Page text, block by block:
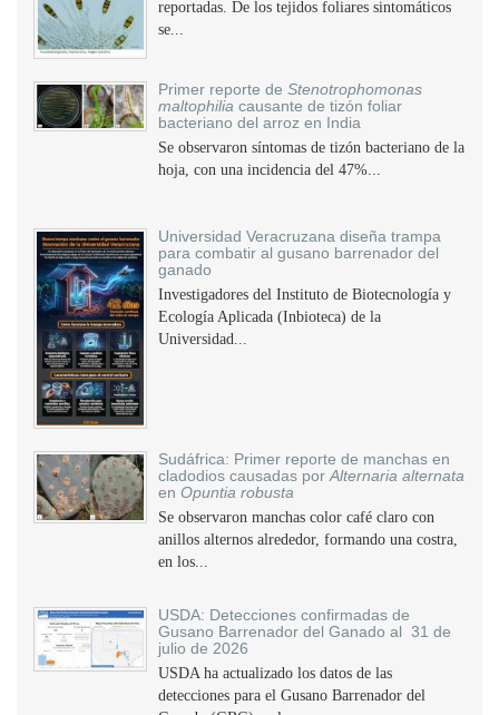
reportadas. De los tejidos foliares sintomáticos
se...
Primer reporte de Stenotrophomonas
maltophilia causante de tizón foliar
bacteriano del arroz en India
Se observaron síntomas de tizón bacteriano de la
hoja, con una incidencia del 47%...
Universidad Veracruzana diseña trampa
para combatir al gusano barrenador del
ganado
Investigadores del Instituto de Biotecnología y
Ecología Aplicada (Inbioteca) de la
Universidad...
Sudáfrica: Primer reporte de manchas en
cladodios causadas por Alternaria alternata
en Opuntia robusta
Se observaron manchas color café claro con
anillos alternos alrededor, formando una costra,
en los...
USDA: Detecciones confirmadas de
Gusano Barrenador del Ganado al 31 de
julio de 2026
USDA ha actualizado los datos de las
detecciones para el Gusano Barrenador del